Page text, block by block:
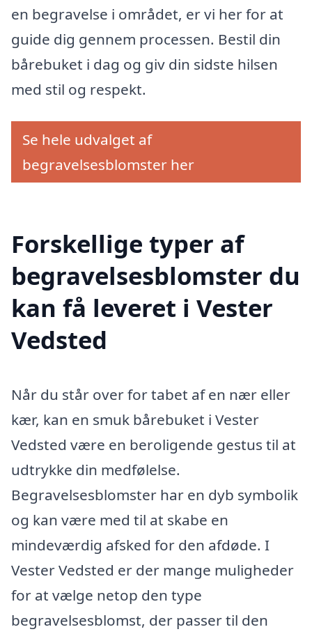
en begravelse i området, er vi her for at
guide dig gennem processen. Bestil din
bårebuket i dag og giv din sidste hilsen
med stil og respekt.
Se hele udvalget af
begravelsesblomster her
Forskellige typer af
begravelsesblomster du
kan få leveret i Vester
Vedsted
Når du står over for tabet af en nær eller
kær, kan en smuk bårebuket i Vester
Vedsted være en beroligende gestus til at
udtrykke din medfølelse.
Begravelsesblomster har en dyb symbolik
og kan være med til at skabe en
mindeværdig afsked for den afdøde. I
Vester Vedsted er der mange muligheder
for at vælge netop den type
begravelsesblomst, der passer til den